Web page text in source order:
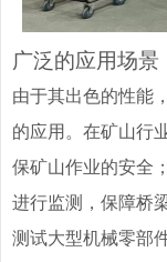
广泛的应用场景
由于其出色的性能
的应用。在矿山行
保矿山作业的安全
进行监测，保障桥
测试大型机械零部